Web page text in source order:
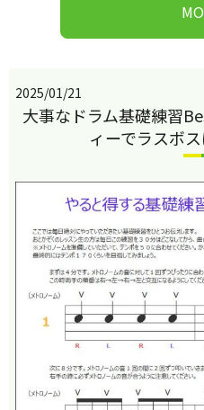
2025/01/21
大事なドラム基礎練習
ィーでラスボ